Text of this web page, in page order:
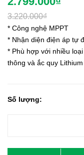
3.220.000₫
* Công nghệ MPPT
* Nhận diện điện áp tự
* Phù hợp với nhiều
thông và ắc quy
Số lượng: